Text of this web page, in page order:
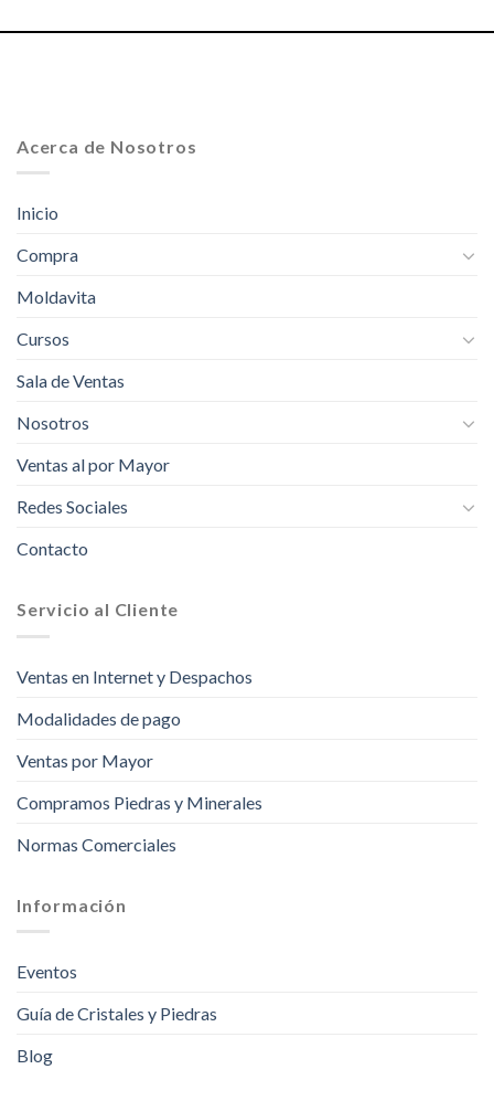
Acerca de Nosotros
Inicio
Compra
Moldavita
Cursos
Sala de Ventas
Nosotros
Ventas al por Mayor
Redes Sociales
Contacto
Servicio al Cliente
Ventas en Internet y Despachos
Modalidades de pago
Ventas por Mayor
Compramos Piedras y Minerales
Normas Comerciales
Información
Eventos
Guía de Cristales y Piedras
Blog